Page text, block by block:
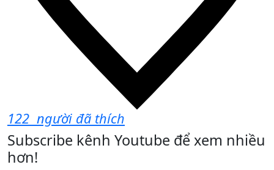
122 người đã thích
Subscribe kênh Youtube để xem nhiều
hơn!